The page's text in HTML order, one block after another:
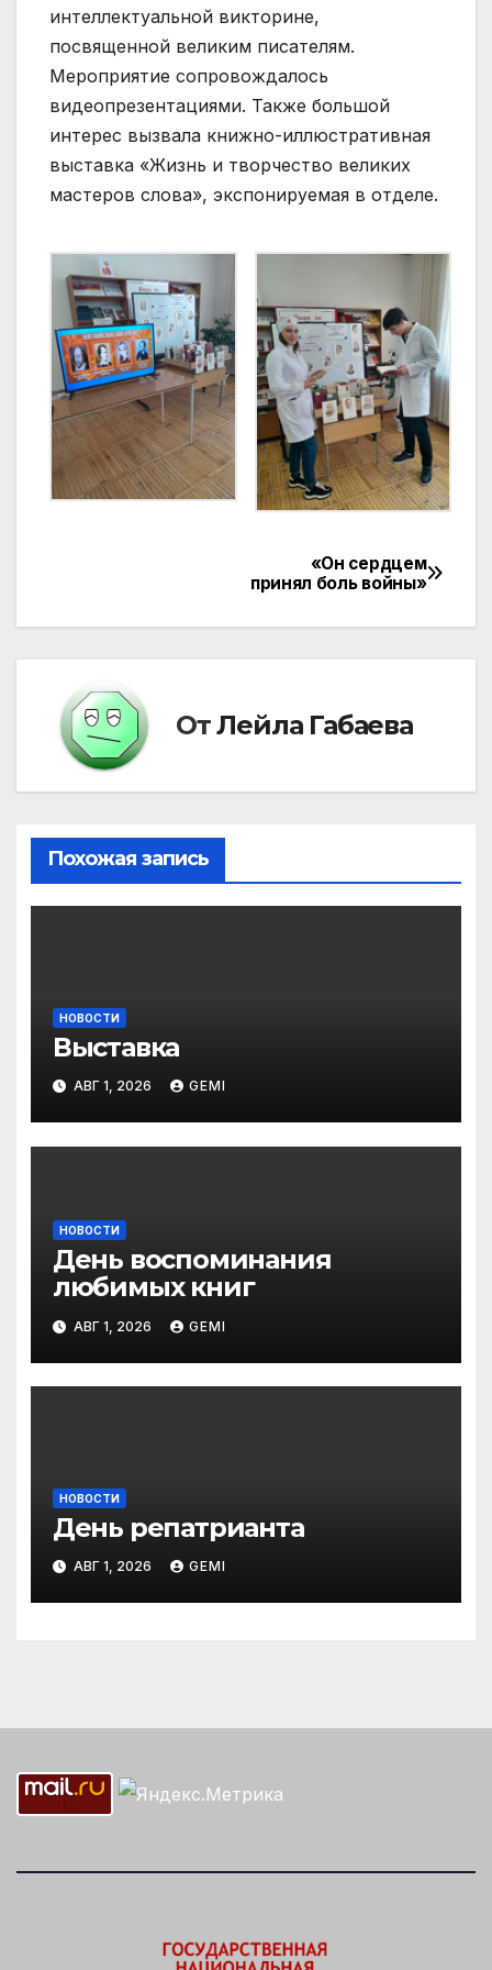
интеллектуальной викторине,
посвященной великим писателям.
Мероприятие сопровождалось
видеопрезентациями. Также большой
интерес вызвала книжно-иллюстративная
выставка «Жизнь и творчество великих
мастеров слова», экспонируемая в отделе.
по
записям
«Он сердцем
принял боль войны»
ОтЛейла Габаева
Похожая запись
НОВОСТИ
Выставка
АВГ 1, 2026 GEMI
НОВОСТИ
День воспоминания
любимых книг
АВГ 1, 2026 GEMI
НОВОСТИ
День репатрианта
АВГ 1, 2026 GEMI